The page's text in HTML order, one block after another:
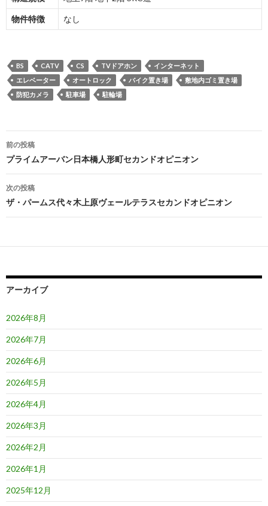
物件特徴 なし
BS CATV CS TVドアホン
インターネット
エレベーター
オートロック バイク置き場
敷地内ゴミ置き場
防犯カメラ
駐車場 駐輪場
投
稿
ナ
ビ
ゲ
ー
ョ
前の投稿
プライムアーバン日本橋人形町セカンドオピニオン
次の投稿
ザ・パームス代々木上原ヴェールテラスセカンドオピニオン
アーカイブ
2026年8月
2026年7月
2026年6月
2026年5月
2026年4月
2026年3月
2026年2月
2026年1月
2025年12月